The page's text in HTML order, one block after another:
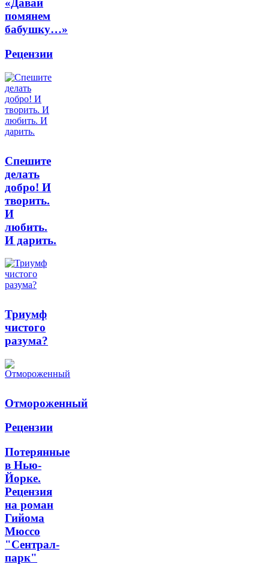
«Давай
помянем
бабушку…»
Рецензии
Спешите
делать
добро! И
творить.
И
любить.
И дарить.
Триумф
чистого
разума?
Отмороженный
Рецензии
Потерянные
в Нью-
Йорке.
Рецензия
на роман
Гийома
Мюссо
"Сентрал-
парк"